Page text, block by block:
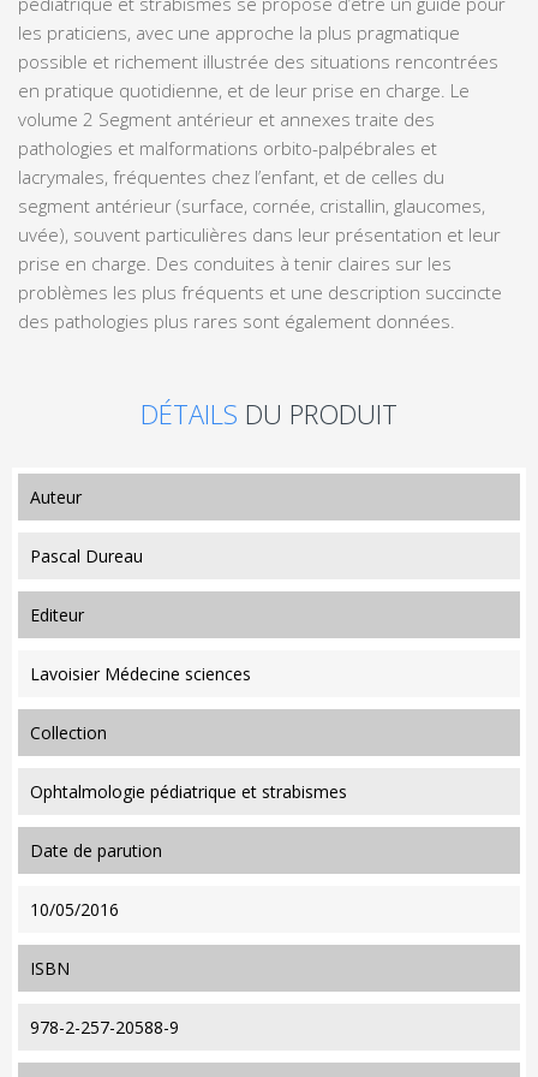
les praticiens, avec une approche la plus pragmatique
possible et richement illustrée des situations rencontrées
en pratique quotidienne, et de leur prise en charge. Le
volume 2 Segment antérieur et annexes traite des
pathologies et malformations orbito-palpébrales et
lacrymales, fréquentes chez l’enfant, et de celles du
segment antérieur (surface, cornée, cristallin, glaucomes,
uvée), souvent particulières dans leur présentation et leur
prise en charge. Des conduites à tenir claires sur les
problèmes les plus fréquents et une description succincte
des pathologies plus rares sont également données.
DÉTAILS DU PRODUIT
auteur
Pascal Dureau
editeur
Lavoisier Médecine sciences
collection
Ophtalmologie pédiatrique et strabismes
date de parution
10/05/2016
ISBN
978-2-257-20588-9